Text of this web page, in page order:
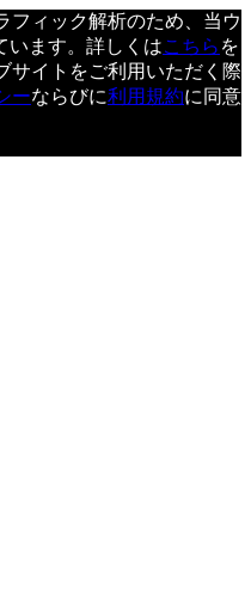
フィック解析のため、当ウ
います。詳しくはこちら を
サイトをご利用いただく際
ーならびに利用規約に同意